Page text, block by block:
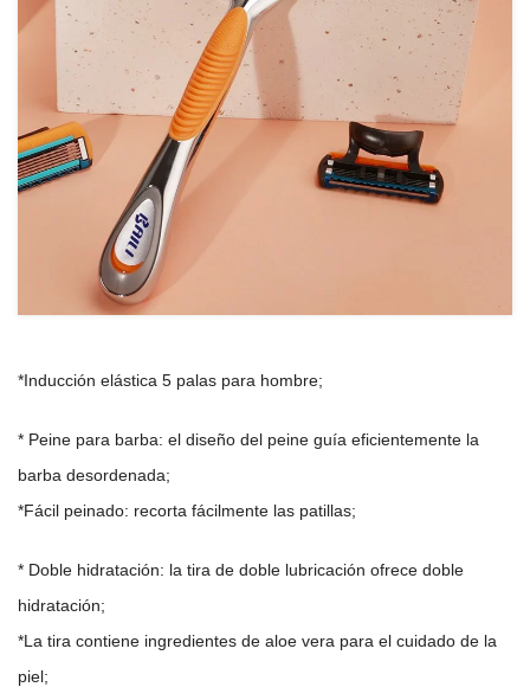
*Inducción elástica 5 palas para hombre;
* Peine para barba: el diseño del peine guía eficientemente la
barba desordenada;
*Fácil peinado: recorta fácilmente las patillas;
* Doble hidratación: la tira de doble lubricación ofrece doble
hidratación;
*La tira contiene ingredientes de aloe vera para el cuidado de la
piel;